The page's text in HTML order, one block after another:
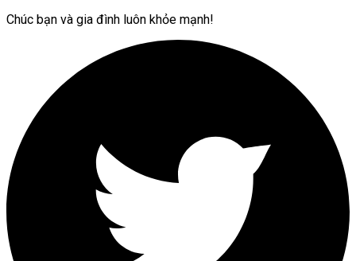
Chúc bạn và gia đình luôn khỏe mạnh!